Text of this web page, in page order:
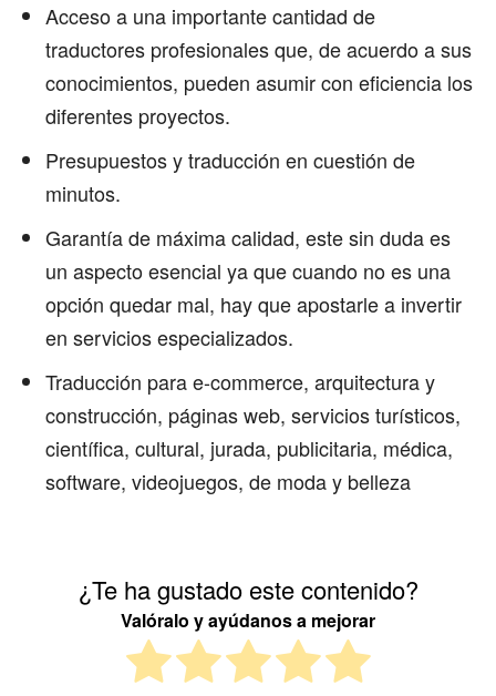
Acceso a una importante cantidad de
traductores profesionales que, de acuerdo a sus
conocimientos, pueden asumir con eficiencia los
diferentes proyectos.
Presupuestos y traducción en cuestión de
minutos.
Garantía de máxima calidad, este sin duda es
un aspecto esencial ya que cuando no es una
opción quedar mal, hay que apostarle a invertir
en servicios especializados.
Traducción para e-commerce, arquitectura y
construcción, páginas web, servicios turísticos,
científica, cultural, jurada, publicitaria, médica,
software, videojuegos, de moda y belleza
¿Te ha gustado este contenido?
Valóralo y ayúdanos a mejorar